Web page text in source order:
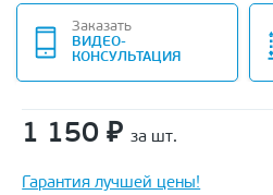
Заказать
ВИДЕО-
КОНСУЛЬТАЦИЯ
1 150 ₽ за шт.
Гарантия лучшей цены!